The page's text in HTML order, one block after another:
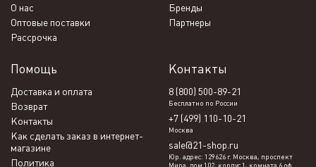
О нас
Бренды
Оптовые поставки
Партнеры
Рассрочка
Помощь
Доставка и оплата
Возврат
Контакты
Как сделать заказ в интернет-
магазине
Политика
Контакты
8 (800) 500-89-21
Бесплатно по России
+7 (499) 110-10-21
Москва
sale@21-shop.ru
Юр. адрес: 129626 г. Москва, проспект
Мира, дом 102, корпус 1, комната 6 оф